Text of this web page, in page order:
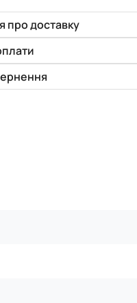
про доставку